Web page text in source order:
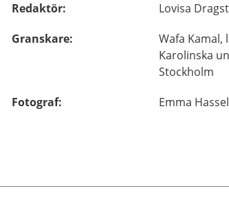
Redaktör: Lovisa
Granskare: Wafa Kamal,
Karolinska
Stockholm
Fotograf: Emma